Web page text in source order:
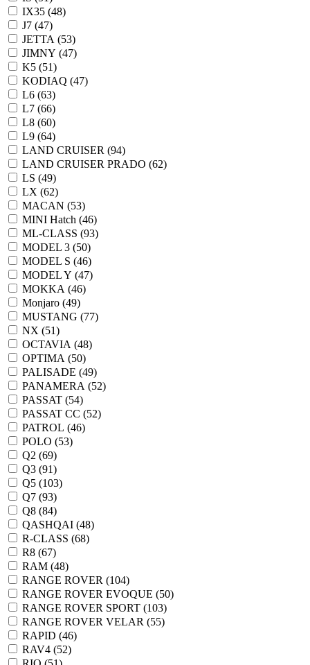
IX35 (48)
J7 (47)
JETTA (53)
JIMNY (47)
K5 (51)
KODIAQ (47)
L6 (63)
L7 (66)
L8 (60)
L9 (64)
LAND CRUISER (94)
LAND CRUISER PRADO (62)
LS (49)
LX (62)
MACAN (53)
MINI Hatch (46)
ML-CLASS (93)
MODEL 3 (50)
MODEL S (46)
MODEL Y (47)
MOKKA (46)
Monjaro (49)
MUSTANG (77)
NX (51)
OCTAVIA (48)
OPTIMA (50)
PALISADE (49)
PANAMERA (52)
PASSAT (54)
PASSAT CC (52)
PATROL (46)
POLO (53)
Q2 (69)
Q3 (91)
Q5 (103)
Q7 (93)
Q8 (84)
QASHQAI (48)
R-CLASS (68)
R8 (67)
RAM (48)
RANGE ROVER (104)
RANGE ROVER EVOQUE (50)
RANGE ROVER SPORT (103)
RANGE ROVER VELAR (55)
RAPID (46)
RAV4 (52)